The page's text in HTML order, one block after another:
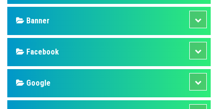
Banner
Facebook
Google